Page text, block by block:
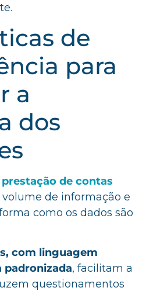
de
para
a
dos
de contas
de informação e
como os dados são
com linguagem
padronizada, facilitam a
questionamentos